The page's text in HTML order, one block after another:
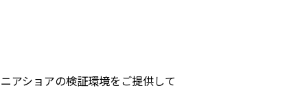
アショアの検証環境をご提供して